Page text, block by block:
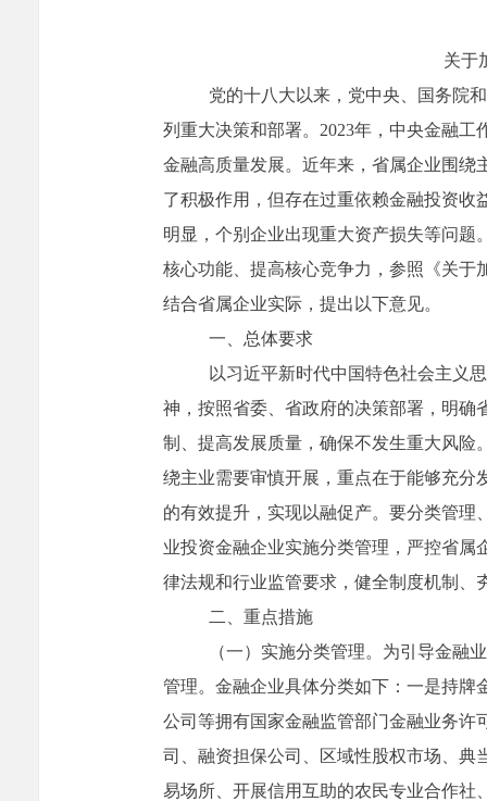
关于
党的十八大以来，党中央、国务院
列重大决策和部署。 2023年，中央金融工
金融高质量发展。近年来，省属企业围绕
了积极作用，但存在过重依赖金融投资
明显，个别企业出现重大资产损失等问
核心功能、提高核心竞争力，参照《关于
结合省属企业实际，提出以下意见。
一、总体要求
以习近平新时代中国特色社会主义
神 ，按照省委、省政府的决策部署，明
制、提高发展质量，确保不发生重大风险
绕主业需要审慎开展，重点在于能够充分
的有效提升，实现以融促产。要分类管
业投资金融企业实施分类管理，严控省
律法规和行业监管要求，健全制度机制、
二、重点措施
（一）实施分类管理。 为引导金融
管理。金融企业具体分类如下： 一是持牌
公司等拥有国家金融监管部门金融业务许
司、融资担保公司、区域性股权市场、典
易场所、开展信用互助的农民专业合作社